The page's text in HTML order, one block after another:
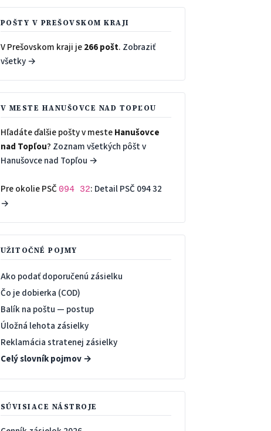
POŠTY V PREŠOVSKOM KRAJI
V Prešovskom kraji je266 pošt. Zobraziť
všetky →
V MESTE HANUŠOVCE NAD TOPĽOU
Hľadáte ďalšie pošty v mesteHanušovce
nad Topľou? Zoznam všetkých pôšt v
Hanušovce nad Topľou →
Pre okolie PSČ 094 32: Detail PSČ 094 32
→
UŽITOČNÉ POJMY
Ako podať doporučenú zásielku
Čo je dobierka (COD)
Balík na poštu — postup
Úložná lehota zásielky
Reklamácia stratenej zásielky
Celý slovník pojmov →
SÚVISIACE NÁSTROJE